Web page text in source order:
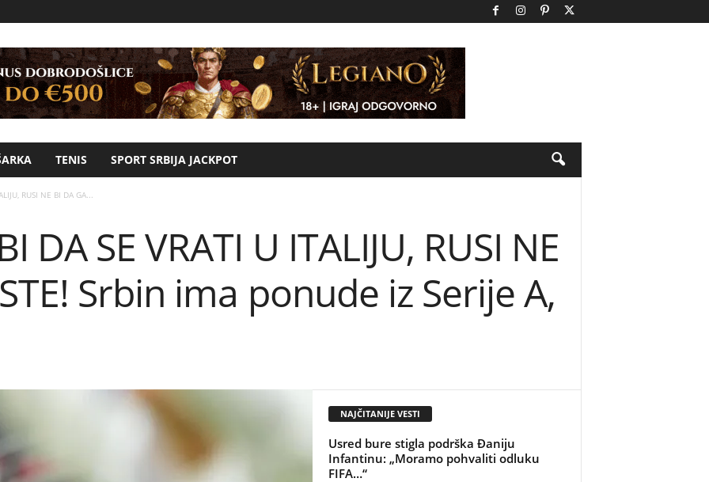
TENIS SPORT SRBIJA JACKPOT
RUSI NE BI DA GA...
DA SE VRATI U ITALIJU, RUSI NE
Srbin ima ponude iz Serije A,
NAJČITANIJE VESTI
Usred bure stigla podrška Đaniju
Infantinu: „Moramo pohvaliti odluku
FIFA…“